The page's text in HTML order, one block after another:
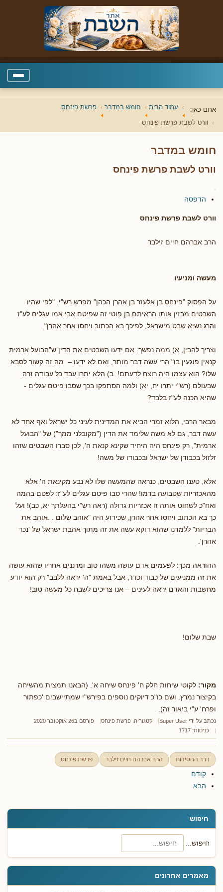
אתם כאן: עמוד הבית חומש במדבר פרשת פינחס
וורט לשבת פרשת פינחס
חיפוש
חיפוש...
מאמרים אחרונים
חומש במדבר
וורט לשבת פרשת פינחס
הדפסה
וורט לשבת פרשת פינחס
הרב אברהם חיים זילבר
מעשה ומניעיו
על הפסוק "פינחס בן אלעזר בן אהרן הכהן" מפרש רש"י: "לפי שהיו
השבטים מבזין אותו הראיתם בן פוטי זה שפיטם אבי אמו עגלים לע"ז
והרג נשיא שבט מישראל, לפיכך בא הכתוב ויחסו אחר אהרן".
וצריך להבין, א) ממה נפשך: אם ידעו השבטים את הדין ש"הבועל ארמית
קנאין פוגעין בו" הרי עשה דבר מותר, ואם לא ידעו – מה זה קשור לסבא
שלו? הוא עצמו היה רוצח לדעתם! ב) הלא יתרו עבד כל עבודה זרה
שבעולם (רש"י יתרו יח, יא) ולמה הסתפקו בכך שסבו פיטם עגלים -
שהיא הכנה לע"ז בלבד?
מבאר הרבי, הלוא זמרי הביא את המדינית לעיני כל ישראל ואף אחד לא
עשה דבר, גם לא משה שלימד את הדין ("מקובלני ממך") של "הבועל
ארמית", רק פינחס היה היחיד שקינא קנאת ה', לכן סברו השבטים שזהו
זלזול בכבודן של ישראל ובכבודו של משה!
אלא, טענו השבטים, כנראה שהמעשה שלו לא נבע מקינאת ה' אלא
מהאכזריות שטבועה בדמו! שהרי סבו פיטם עגלים לע"ז: לפטם בהמה
ואח"כ לשחוט אותה זו אכזריות גדולה (ראה רש"י בהעלתך יא, כב)! ועל
כך בא הכתוב ויחסו אחר אהרן, שכידוע היה "אוהב שלום . .אוהב את
הבריות" ללמדנו שהוא דוקא עשה את זה מתוך אהבת ישראל של 'נכד
אהרן'.
ההוראה מכך: לפעמים אדם עושה משהו טוב ומרננים אחריו שהוא עושה
את זה ממניעים של כבוד וכדו', אבל באמת "ה' יראה ללבב" רק הוא יודע
מחשבות והאדם יראה לעינים – אנו צריכים לשבח כל מעשה טוב!
שבת שלום!
מקור: לקוטי שיחות חלק ח' פינחס שיחה א'. (הבאנו תמצית מהשיחה
בקיצור נמרץ. ושם כו"כ דיוקים נוספים בפירש"י שמתיישבים 'כפתור
ופרח' ע"י ביאור זה).
נכתב על ידי Super User קטגוריה: פרשת פינחס
פורסם ב26 אוקטובר 2020
כניסות: 1717
דבר החסידות הרב אברהם חיים זילבר פרשת פינחס
קודם
הבא